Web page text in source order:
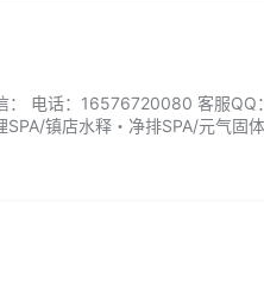
： 电话：16576720080 客服QQ
镇店水释・净排SPA/元气固